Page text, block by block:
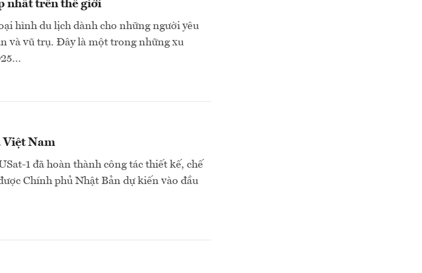
nhất trên thế giới
hình du lịch dành cho những người yêu
và vũ trụ. Đây là một trong những xu
Việt Nam
1 đã hoàn thành công tác thiết kế, chế
Chính phủ Nhật Bản dự kiến vào đầu